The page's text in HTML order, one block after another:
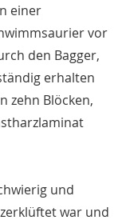
einer
vor
den Bagger,
erhalten
zehn Blöcken,
und
war und